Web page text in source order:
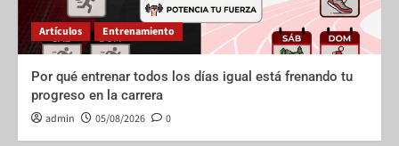
Artículos Entrenamiento
Por qué entrenar todos los días igual está frenando tu
progreso en la carrera
admin 05/08/2026 0